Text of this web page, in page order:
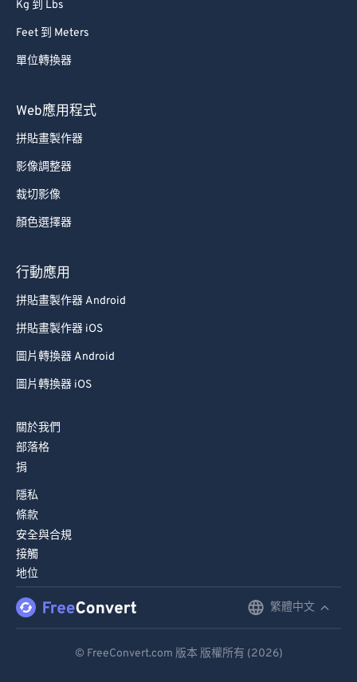
Kg 到 Lbs
Feet 到 Meters
單位轉換器
Web應用程式
拼貼畫製作器
影像調整器
裁切影像
顏色選擇器
行動應用
拼貼畫製作器 Android
拼貼畫製作器 iOS
圖片轉換器 Android
圖片轉換器 iOS
關於我們
部落格
捐
隱私
條款
安全與合規
接觸
地位
繁體中文
© FreeConvert.com 版本 版權所有 (2026)